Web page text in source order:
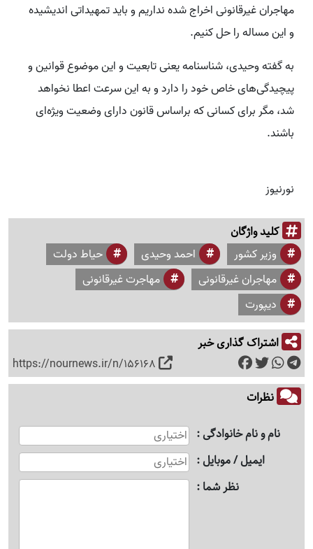
مهاجران غیرقانونی اخراج شده نداریم و باید تمهیداتی اندیشیده
و این مساله را حل کنیم.
به گفته وحیدی، شناسنامه یعنی تابعیت و این موضوع قوانین و
پیچیدگی‌های خاص خود را دارد و به این سرعت اعطا نخواهد
شد، مگر برای کسانی که براساس قانون دارای وضعیت ویژه‌ای
باشند.
نورنیوز
کلید واژگان
وزیر کشور احمد وحیدی
حیاط دولت
مهاجران غیرقانونی
مهاجرت غیرقانونی
دیپورت
اشتراک گذاری خبر
https://nournews.ir/n/156168
نظرات
نام و نام خانوادگی
ایمیل / موبایل
نظر شما